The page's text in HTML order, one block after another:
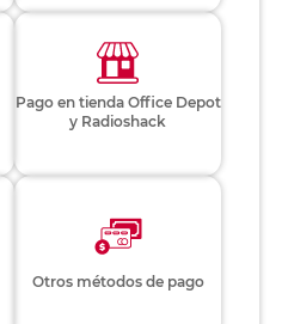
Pago en tienda Office Depot
y Radioshack
Otros métodos de pago